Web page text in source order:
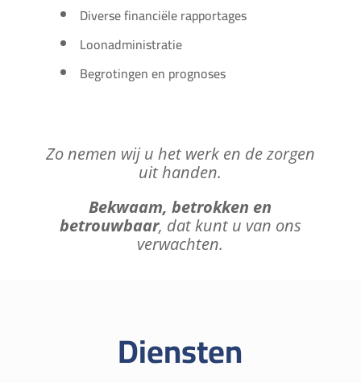
Diverse financiële rapportages
Loonadministratie
Begrotingen en prognoses
Zo nemen wij u het werk en de zorgen
uit handen.
Bekwaam, betrokken en
betrouwbaar, dat kunt u van ons
verwachten.
Diensten